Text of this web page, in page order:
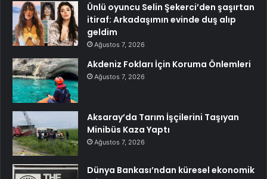
Ünlü oyuncu Selin Şekerci’den şaşırtan
itiraf: Arkadaşımın evinde duş alıp
geldim
Ağustos 7, 2026
Akdeniz Fokları İçin Koruma Önlemleri
Ağustos 7, 2026
Aksaray’da Tarım İşçilerini Taşıyan
Minibüs Kaza Yaptı
Ağustos 7, 2026
Dünya Bankası’ndan küresel ekonomik